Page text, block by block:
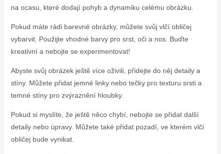
na ocasu, které dodají pohyb a dynamiku celému obrázku.
Pokud máte rádi barevné obrázky, můžete svůj vlčí obličej
vybarvit. Použijte vhodné barvy pro srst, oči a nos. Buďte
kreativní a nebojte se experimentovat!
Abyste svůj obrázek ještě více oživili, přidejte do něj detaily a
stíny. Můžete přidat jemné linky nebo tečky pro texturu srsti a
temné stíny pro zvýraznění hloubky.
Pokud si myslíte, že ještě něco chybí, nebojte se přidat další
detaily nebo úpravy. Můžete také přidat pozadí, ve kterém vlčí
obličej bude vynikat.